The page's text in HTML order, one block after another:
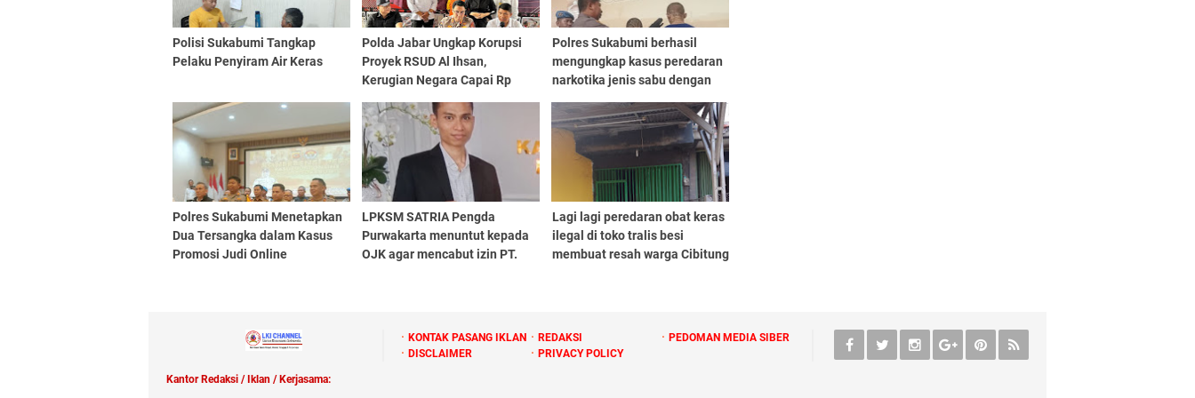
Polisi Sukabumi Tangkap
Pelaku Penyiram Air Keras
Polda Jabar Ungkap Korupsi
Proyek RSUD Al Ihsan,
Kerugian Negara Capai Rp
Polres Sukabumi berhasil
mengungkap kasus peredaran
narkotika jenis sabu dengan
1,677 kilogram
Polres Sukabumi Menetapkan
Dua Tersangka dalam Kasus
Promosi Judi Online
LPKSM SATRIA Pengda
Purwakarta menuntut kepada
OJK agar mencabut izin PT.
Lagi lagi peredaran obat keras
ilegal di toko tralis besi
membuat resah warga Cibitung
Kantor Redaksi / Iklan / Kerjasama:
KONTAK PASANG IKLAN REDAKSI
PEDOMAN MEDIA SIBER
DISCLAIMER
PRIVACY POLICY